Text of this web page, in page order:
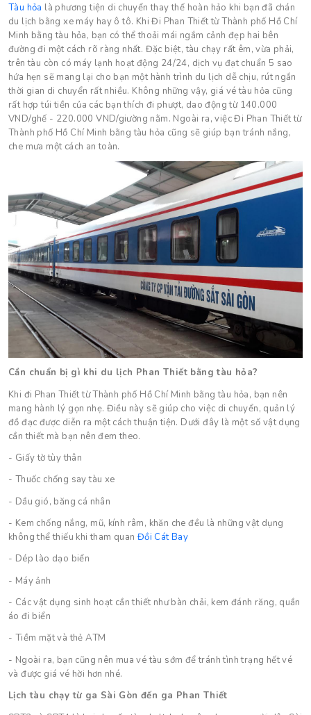
Tàu hỏa là phương tiện di chuyển thay thế hoàn hảo khi bạn đã chán
du lịch bằng xe máy hay ô tô. Khi Đi Phan Thiết từ Thành phố Hồ Chí
Minh bằng tàu hỏa, bạn có thể thoải mái ngắm cảnh đẹp hai bên
đường đi một cách rõ ràng nhất. Đặc biệt, tàu chạy rất êm, vừa phải,
trên tàu còn có máy lạnh hoạt động 24/24, dịch vụ đạt chuẩn 5 sao
hứa hẹn sẽ mang lại cho bạn một hành trình du lịch dễ chịu, rút ngắn
thời gian di chuyển rất nhiều. Không những vậy, giá vé tàu hỏa cũng
rất hợp túi tiền của các bạn thích đi phượt, dao động từ 140.000
VND/ghế - 220.000 VND/giường nằm. Ngoài ra, việc Đi Phan Thiết từ
Thành phố Hồ Chí Minh bằng tàu hỏa cũng sẽ giúp bạn tránh nắng,
che mưa một cách an toàn.
Cần chuẩn bị gì khi du lịch Phan Thiết bằng tàu hỏa?
Khi đi Phan Thiết từ Thành phố Hồ Chí Minh bằng tàu hỏa, bạn nên
mang hành lý gọn nhẹ. Điều này sẽ giúp cho việc di chuyển, quản lý
đồ đạc được diễn ra một cách thuận tiện. Dưới đây là một số vật dụng
cần thiết mà bạn nên đem theo.
- Giấy tờ tùy thân
- Thuốc chống say tàu xe
- Dầu gió, băng cá nhân
- Kem chống nắng, mũ, kính râm, khăn che đều là những vật dụng
không thể thiếu khi tham quan Đồi Cát Bay
- Dép lào dạo biển
- Máy ảnh
- Các vật dụng sinh hoạt cần thiết như bàn chải, kem đánh răng, quần
áo đi biển
- Tiềm mặt và thẻ ATM
- Ngoài ra, bạn cũng nên mua vé tàu sớm để tránh tình trạng hết vé
và được giá vé hời hơn nhé.
Lịch tàu chạy từ ga Sài Gòn đến ga Phan Thiết